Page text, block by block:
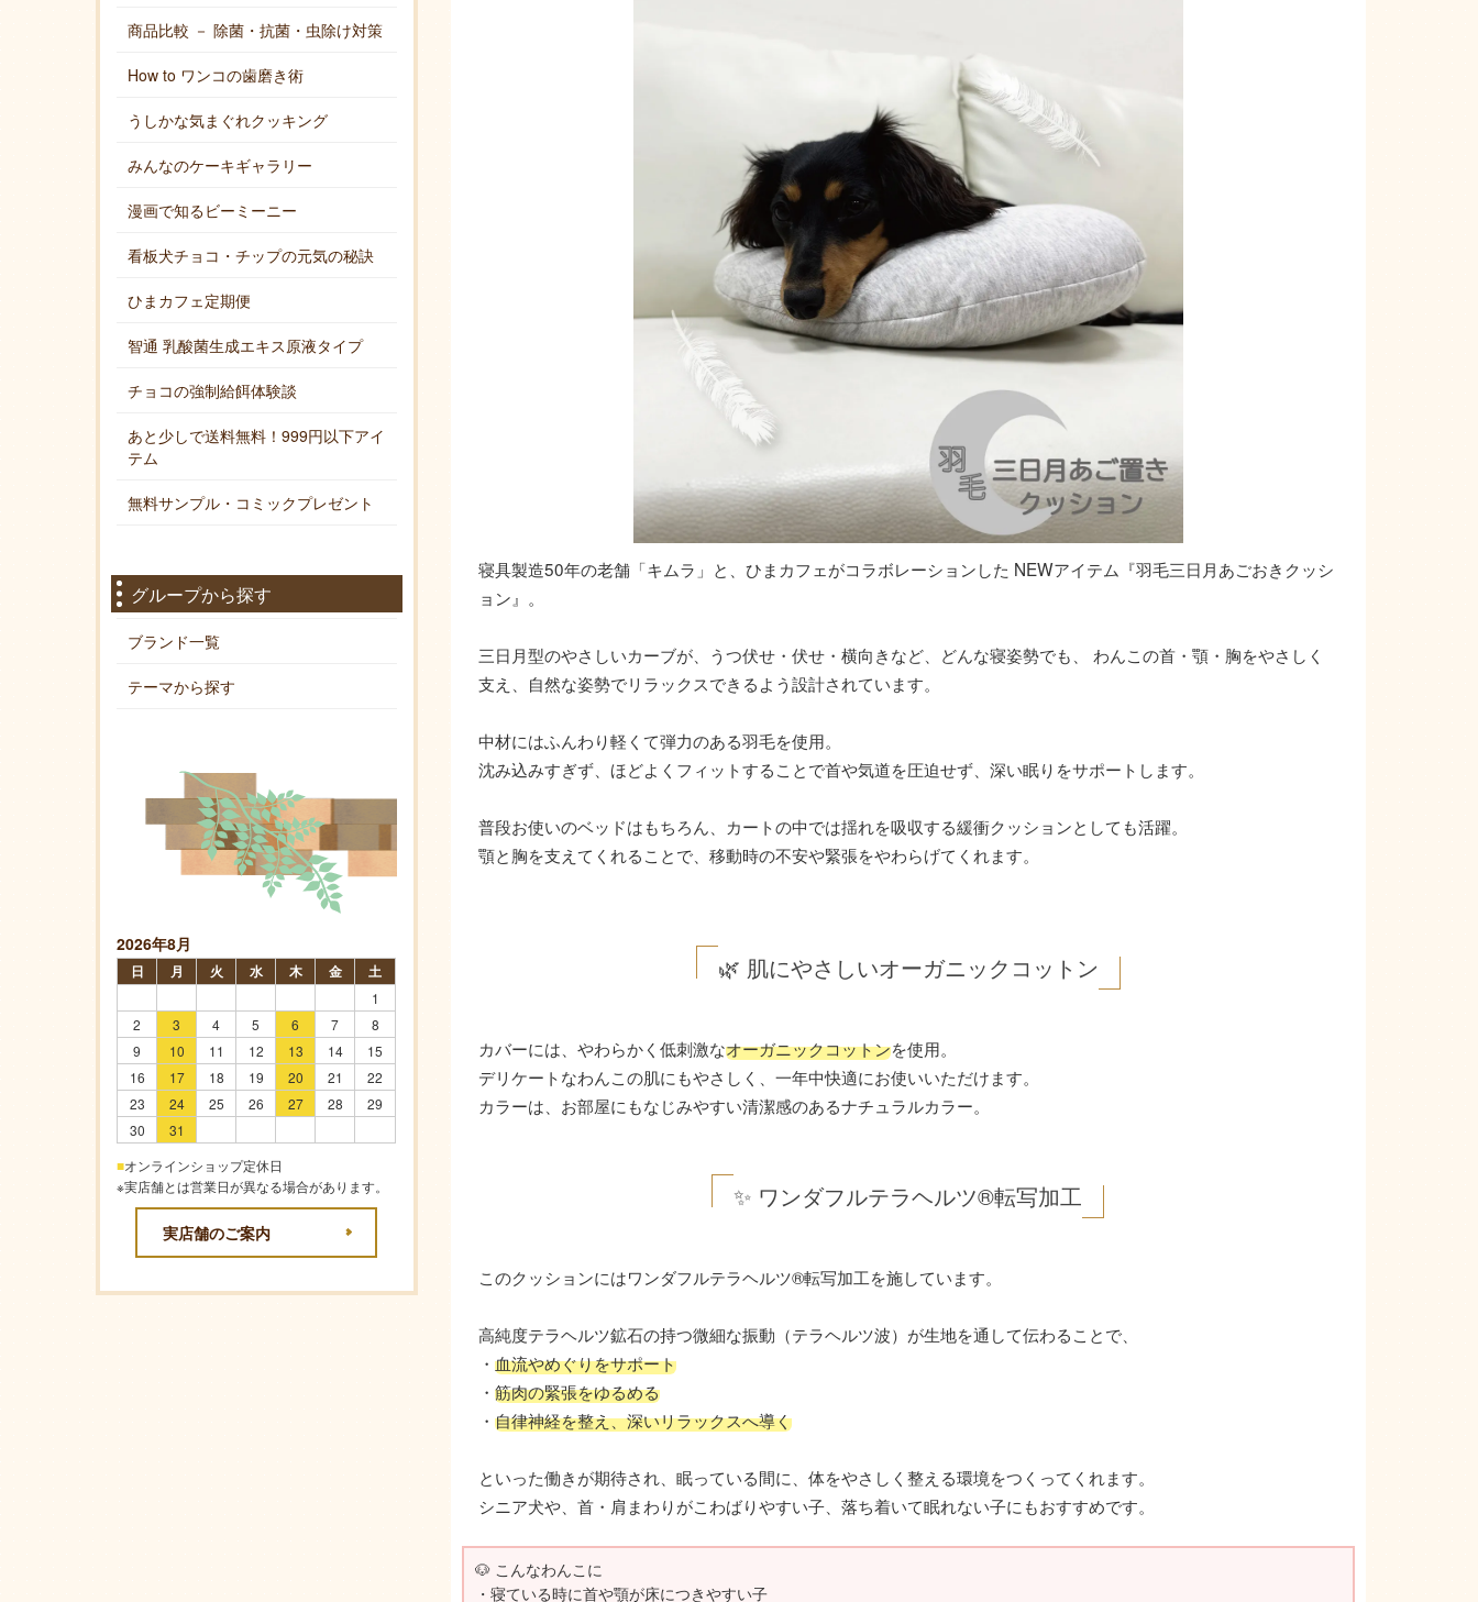
寝具製造50年の老舗「キムラ」と、ひまカフェがコラボレーションした NEWアイテム『羽毛三日月あごおきクッシ
ョン』。
三日月型のやさしいカーブが、うつ伏せ・伏せ・横向きなど、どんな寝姿勢でも、 わんこの首・顎・胸をやさしく
支え、自然な姿勢でリラックスできるよう設計されています。
中材にはふんわり軽くて弾力のある羽毛を使用。
沈み込みすぎず、ほどよくフィットすることで首や気道を圧迫せず、深い眠りをサポートします。
普段お使いのベッドはもちろん、カートの中では揺れを吸収する緩衝クッションとしても活躍。
顎と胸を支えてくれることで、移動時の不安や緊張をやわらげてくれます。
🌿 肌にやさしいオーガニックコットン
カバーには、やわらかく低刺激なオーガニックコットンを使用。
デリケートなわんこの肌にもやさしく、一年中快適にお使いいただけます。
カラーは、お部屋にもなじみやすい清潔感のあるナチュラルカラー。
✨ ワンダフルテラヘルツ®転写加工
このクッションにはワンダフルテラヘルツ®転写加工を施しています。
高純度テラヘルツ鉱石の持つ微細な振動（テラヘルツ波）が生地を通して伝わることで、
・ 血流やめぐりをサポート
・ 筋肉の緊張をゆるめる
・ 自律神経を整え、深いリラックスへ導く
といった働きが期待され、眠っている間に、体をやさしく整える環境をつくってくれます。
シニア犬や、首・肩まわりがこわばりやすい子、落ち着いて眠れない子にもおすすめです。
🐶 こんなわんこに
・寝ている時に首や顎が床につきやすい子
商品比較 － 除菌・抗菌・虫除け対策
How to ワンコの歯磨き術
うしかな気まぐれクッキング
みんなのケーキギャラリー
漫画で知るビーミーニー
看板犬チョコ・チップの元気の秘訣
ひまカフェ定期便
智通 乳酸菌生成エキス原液タイプ
チョコの強制給餌体験談
あと少しで送料無料！999円以下アイ
テム
無料サンプル・コミックプレゼント
グループから探す
ブランド一覧
テーマから探す
2026年8月
日 月 火 水 木 金 土
1
2
3 4 5 6 7
8
9
10 11 12 13 14
15
16
17 18 19 20 21
22
23
24 25 26 27 28
29
30
31
■オンラインショップ定休日
※実店舗とは営業日が異なる場合があります。
実店舗のご案内